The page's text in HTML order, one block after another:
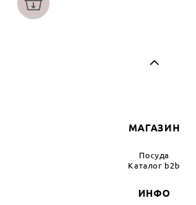
МАГАЗИН
Посуда
Каталог b2b
ИНФО